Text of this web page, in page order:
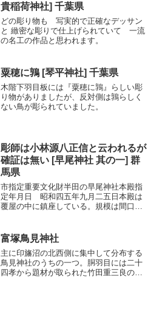
貴稲荷神社] 千葉県
どの彫り物も 写実的で正確なデッサン
と 緻密な彫りで仕上げられていて 一流
の名工の作品と思われます。
粟穂に鶉 [琴平神社] 千葉県
木階下羽目板には『粟穂に鶉』らしい彫
り物がありましたが、反対側は鶉らしく
ない鳥が彫られていました。
彫師は小林源八正信と云われるが
確証は無い [早尾神社 其の一] 群
馬県
市指定重要文化財半田の早尾神社本殿指
定年月日 昭和四五年九月二五日本殿は
覆屋の中に鎮座している。規模は間口
上部や縁の下の木組み、梁、仕切り板、
手挟など、至る所に熊谷の人・小林源八
正信の作と言われる見事な彫刻が施され
ている。棟札には、文化十四年（1817）
に群馬郡青梨子の桜井丹後藤原知義、半
富塚鳥見神社
主に印旛沼の北西側に集中して分布する
鳥見神社のうちの一つ。胴羽目には二十
四孝から題材が取られた竹田重三良の見